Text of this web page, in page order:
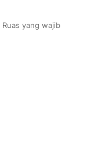
Ruas yang wajib